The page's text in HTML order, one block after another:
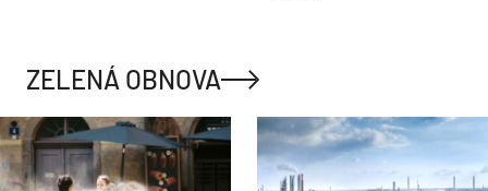
ZELENÁ OBNOVA